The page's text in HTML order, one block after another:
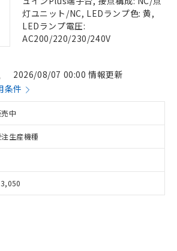
灯ユニット/NC, LEDランプ色: 黄,
LEDランプ電圧:
AC200/220/230/240V
2026/08/07 00:00 情報更新
条件
中
注生産機種